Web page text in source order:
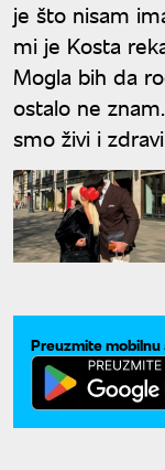
je što nisam
mi je Kosta
Mogla bih da
ostalo ne
smo živi i
Preuzmite mobilnu